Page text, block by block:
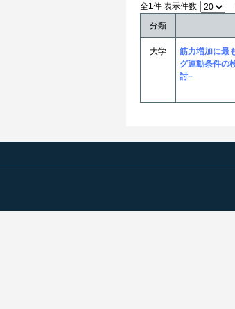
全1件 表示件数
分類
大学
筋力増加に最
グ運動条件の
討−